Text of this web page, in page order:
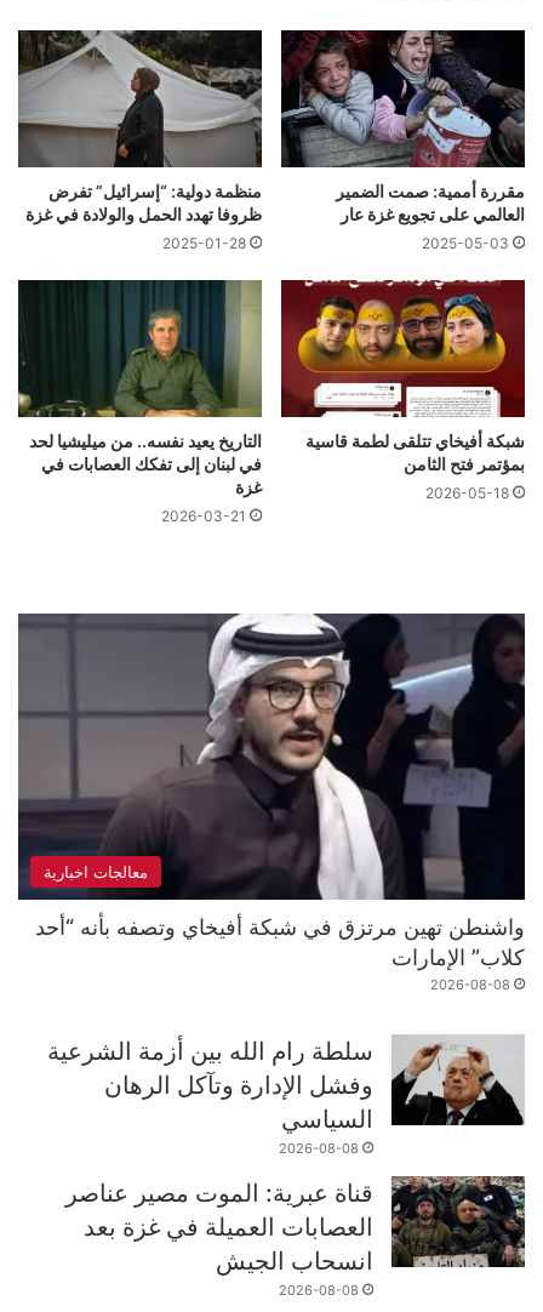
مقررة أممية: صمت الضمير
العالمي على تجويع غزة عار
2025-05-03
منظمة دولية: “إسرائيل” تفرض
ظروفا تهدد الحمل والولادة في غزة
2025-01-28
شبكة أفيخاي تتلقى لطمة قاسية
بمؤتمر فتح الثامن
2026-05-18
التاريخ يعيد نفسه.. من ميليشيا لحد
في لبنان إلى تفكك العصابات في
غزة
2026-03-21
معالجات اخبارية
واشنطن تهين مرتزق في شبكة أفيخاي وتصفه بأنه “أحد
كلاب” الإمارات
2026-08-08
سلطة رام الله بين أزمة الشرعية
وفشل الإدارة وتآكل الرهان
السياسي
2026-08-08
قناة عبرية: الموت مصير عناصر
العصابات العميلة في غزة بعد
انسحاب الجيش
2026-08-08